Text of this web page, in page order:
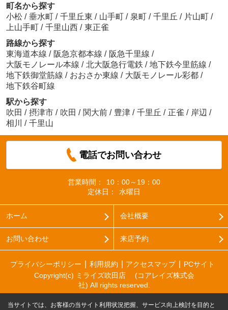
町名から探す
小松 / 垂水町 / 千里丘東 / 山手町 / 泉町 / 千里丘 / 片山町 /
上山手町 / 千里山西 / 東正雀
路線から探す
東海道本線 / 阪急京都本線 / 阪急千里線 /
大阪モノレール本線 / 北大阪急行電鉄 / 地下鉄今里筋線 /
地下鉄御堂筋線 / おおさか東線 / 大阪モノレール彩都 /
地下鉄谷町線
駅から探す
吹田 / 摂津市 / 吹田 / 関大前 / 豊津 / 千里丘 / 正雀 / 岸辺 /
相川
/ 千里山
電話でお問い合わせ
営業時間：
10：00～19：00
定休日：
水曜日
ホーム 会社概要
お問い合わせ 来店予約
プライバシーポリシー 利用規約 アクセスマップ
PCサイト
Copyright(c) ミライズ吹田店 (コアレイズ株式会
社) All rights reserved.
当サイトでは、お客様の当サイト利用状況把握、サービス向上検討を目的と